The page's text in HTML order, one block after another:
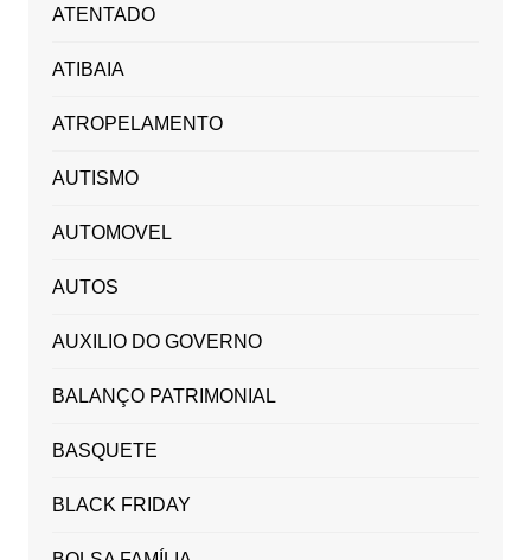
ATENTADO
ATIBAIA
ATROPELAMENTO
AUTISMO
AUTOMOVEL
AUTOS
AUXILIO DO GOVERNO
BALANÇO PATRIMONIAL
BASQUETE
BLACK FRIDAY